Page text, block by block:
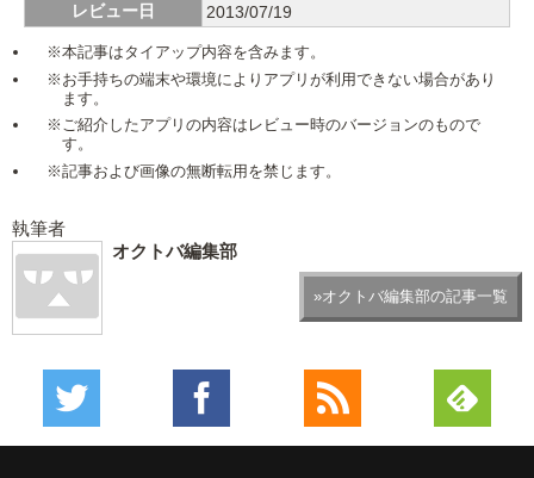
レビュー日
2013/07/19
※本記事はタイアップ内容を含みます。
※お手持ちの端末や環境によりアプリが利用できない場合があり
ます。
※ご紹介したアプリの内容はレビュー時のバージョンのもので
す。
※記事および画像の無断転用を禁じます。
執筆者
オクトバ編集部
»オクトバ編集部の記事一覧